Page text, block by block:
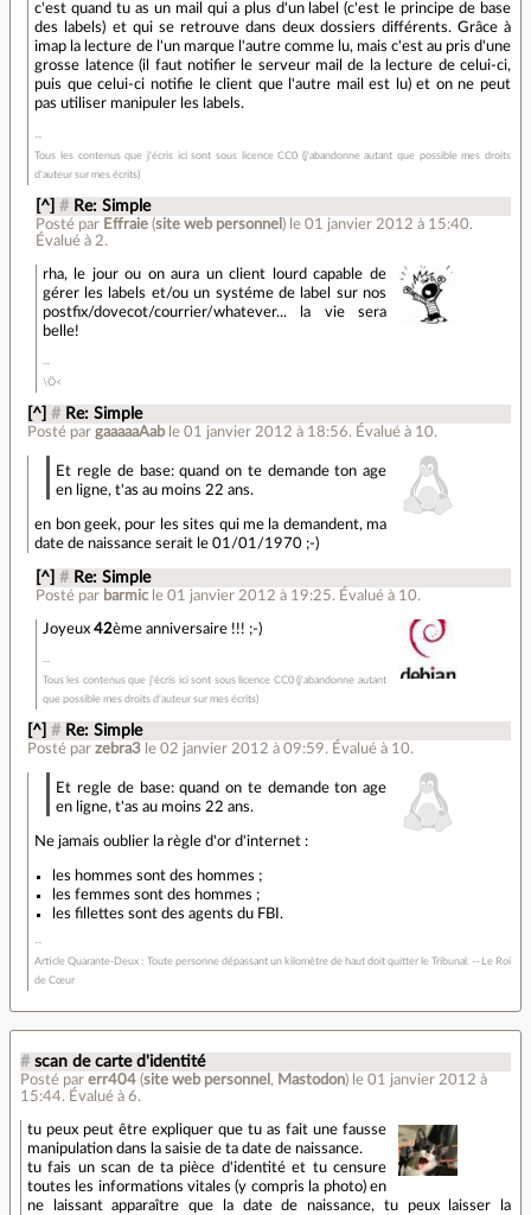
c'est quand tu as un mail qui a plus d'un label (c'est le principe de base
des labels) et qui se retrouve dans deux dossiers différents. Grâce à
imap la lecture de l'un marque l'autre comme lu, mais c'est au pris d'une
grosse latence (il faut notifier le serveur mail de la lecture de celui-ci,
puis que celui-ci notifie le client que l'autre mail est lu) et on ne peut
pas utiliser manipuler les labels.
Tous les contenus que j'écris ici sont sous licence CC0 (j'abandonne autant que possible mes droits
d'auteur sur mes écrits)
[^] # Re: Simple
Posté par Effraie(site web personnel ) le 01 janvier 2012 à 15:40.
Évalué à 2.
rha, le jour ou on aura un client lourd capable de
gérer les labels et/ou un systéme de label sur nos
postfix/dovecot/courrier/whatever... la vie sera
belle!
\Ö<
[^] # Re: Simple
Posté pargaaaaaAab le 01 janvier 2012 à 18:56. Évalué à 10.
Et regle de base: quand on te demande ton age
en ligne, t'as au moins 22 ans.
en bon geek, pour les sites qui me la demandent, ma
date de naissance serait le 01/01/1970 ;-)
[^] # Re: Simple
Posté par barmic le 01 janvier 2012 à 19:25. Évalué à 10.
Joyeux 42ème anniversaire !!! ;-)
Tous les contenus que j'écris ici sont sous licence CC0 (j'abandonne autant
que possible mes droits d'auteur sur mes écrits)
[^] # Re: Simple
Posté parzebra3 le 02 janvier 2012 à 09:59. Évalué à 10.
Et regle de base: quand on te demande ton age
en ligne, t'as au moins 22 ans.
Ne jamais oublier la règle d'or d'internet :
les hommes sont des hommes ;
les femmes sont des hommes ;
les fillettes sont des agents du FBI.
Article Quarante-Deux : Toute personne dépassant un kilomètre de haut doit quitter le Tribunal. -- Le Roi
de Cœur
# scan de carte d'identité
Posté par err404 (site web personnel , Mastodon) le 01 janvier 2012 à
15:44. Évalué à 6.
tu peux peut être expliquer que tu as fait une fausse
manipulation dans la saisie de ta date de naissance.
tu fais un scan de ta pièce d'identité et tu censure
toutes les informations vitales (y compris la photo) en
ne laissant apparaître que la date de naissance, tu peux laisser la